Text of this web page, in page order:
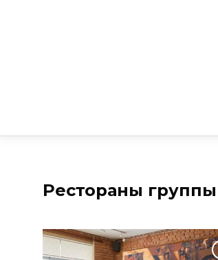
Рестораны группы